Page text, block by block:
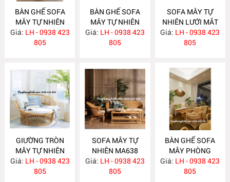
BÀN GHẾ SOFA
MÂY TỰ NHIÊN
MA663
Giá: LH - 0938 423
805
BÀN GHẾ SOFA
MÂY TỰ NHIÊN
MA657
Giá: LH - 0938 423
805
SOFA MÂY TỰ
NHIÊN LƯỚI MẮT
CÁO MA656
Giá: LH - 0938 423
805
GIƯỜNG TRÒN
MÂY TỰ NHIÊN
MA652
Giá: LH - 0938 423
805
SOFA MÂY TỰ
NHIÊN MA638
Giá: LH - 0938 423
805
BÀN GHẾ SOFA
MÂY PHÒNG
KHÁCH HIỆN ĐẠI
MA637
Giá: LH - 0938 423
805